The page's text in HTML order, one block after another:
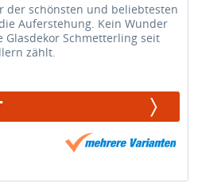
der schönsten und beliebtesten
Auferstehung. Kein Wunder
Glasdekor Schmetterling seit
zählt.